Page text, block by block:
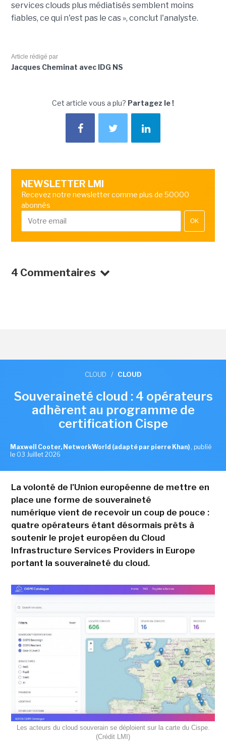
services clouds plus médiatisés semblent moins
fiables, ce qui n'est pas le cas », conclut l'analyste.
Article rédigé par
Jacques Cheminat avec IDG NS
Cet article vous a plu? Partagez le !
NEWSLETTER LMI
Recevez notre newsletter comme plus de 50000
abonnés
OK
4 Commentaires
CLOUD / CLOUD
Souveraineté cloud : 4 opérateurs
adhèrent au programme de
certification Cispe
Maxwell Cooter, NetworkWorld (adapté par pierre Khan) , publié
le 03 Juillet 2026
La volonté de l'Union européenne de mettre en
place une forme de souveraineté
numérique vient de recevoir un coup de pouce :
quatre opérateurs étant désormais prêts à
soutenir le projet européen du Cloud
Infrastructure Services Providers in Europe
portant la souveraineté du cloud.
Les acteurs du cloud souverain se déploient sur la carte du Cispe.
(Crédit LMI)